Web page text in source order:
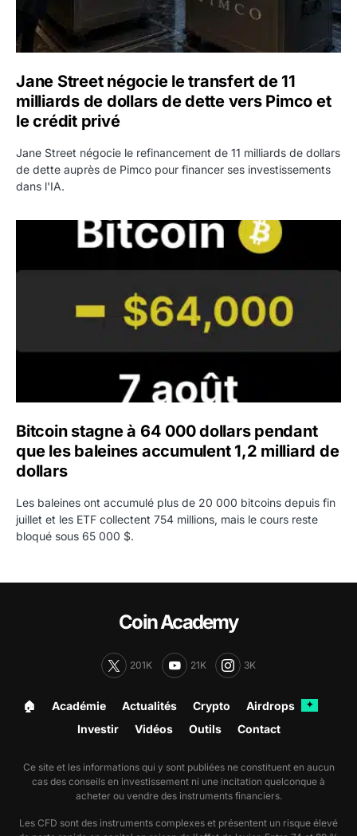
Jane Street négocie le transfert de 11
milliards de dollars de dette vers Pimco et
le crédit privé
Jane Street négocie le refinancement de 11 milliards de dollars
de dette auprès de Pimco pour financer ses investissements
dans l'IA.
Bitcoin stagne à 64 000 dollars pendant que les
Bitcoin stagne à 64 000 dollars pendant
que les baleines accumulent 1,2 milliard de
dollars
Les baleines ont accumulé plus de 20 000 bitcoins depuis fin
juillet et les ETF collectent 754 millions, mais le cours reste
bloqué sous 65 000 $.
Coin Academy
201K 21K 3K
🏠︎ Académie Actualités Crypto Airdrops ✦
Investir Vidéos Outils Contact
Ce site et les informations qui y sont publiées ne constituent en aucun
cas des conseils en investissement ni une incitation quelconque à
acheter ou vendre des instruments financiers.
Les CFD sont des instruments complexes et présentent un risque élevé